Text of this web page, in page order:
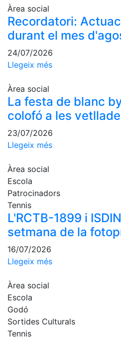
Campionat
Social de
Tennis
Quadres
de Joc
Quadre
Històric
del
Campionat
Fotos
Pàdel
Escola de
Pàdel
Campionat
Social Pàdel
Quadres
de joc
d'Honor
Campionat
Àrea social
Recordatori:
durant el mes
24/07/2026
Llegeix més
Àrea social
La festa de blanc
colofó a les
23/07/2026
Llegeix més
Àrea social
Escola
Patrocinadors
Tennis
L'RCTB-1899 i
setmana de la
16/07/2026
Llegeix més
Àrea social
Escola
Godó
Sortides Culturals
Tennis